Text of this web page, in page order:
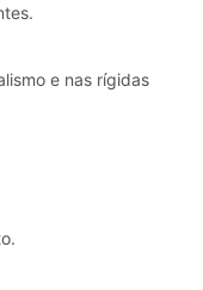
e nas rígidas